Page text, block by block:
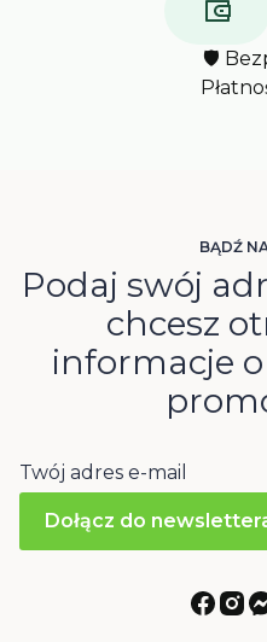
🛡️
BĄDŹ
Podaj swój
chcesz
informacje
Twój adres e-mail
Dołącz do